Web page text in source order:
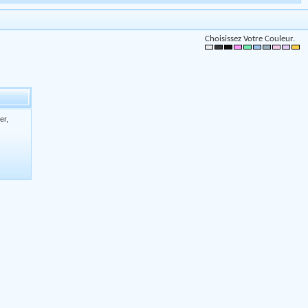
Choisissez Votre Couleur.